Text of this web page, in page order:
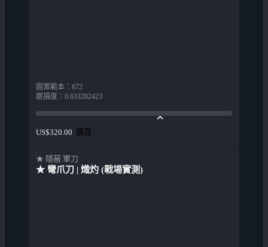
圖案範本 ： 672
磨損度 ： 0.633282423
US$320.00 購買
★ 隱蔽 軍刀
★ 彎爪刀 | 熾灼 (戰場實測)